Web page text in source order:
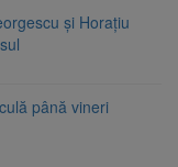
și Horațiu
până vineri